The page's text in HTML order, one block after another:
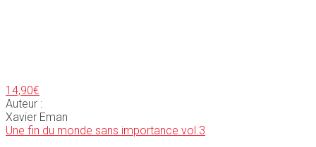
14,90€
Auteur :
Xavier Eman
Une fin du monde sans importance vol.3